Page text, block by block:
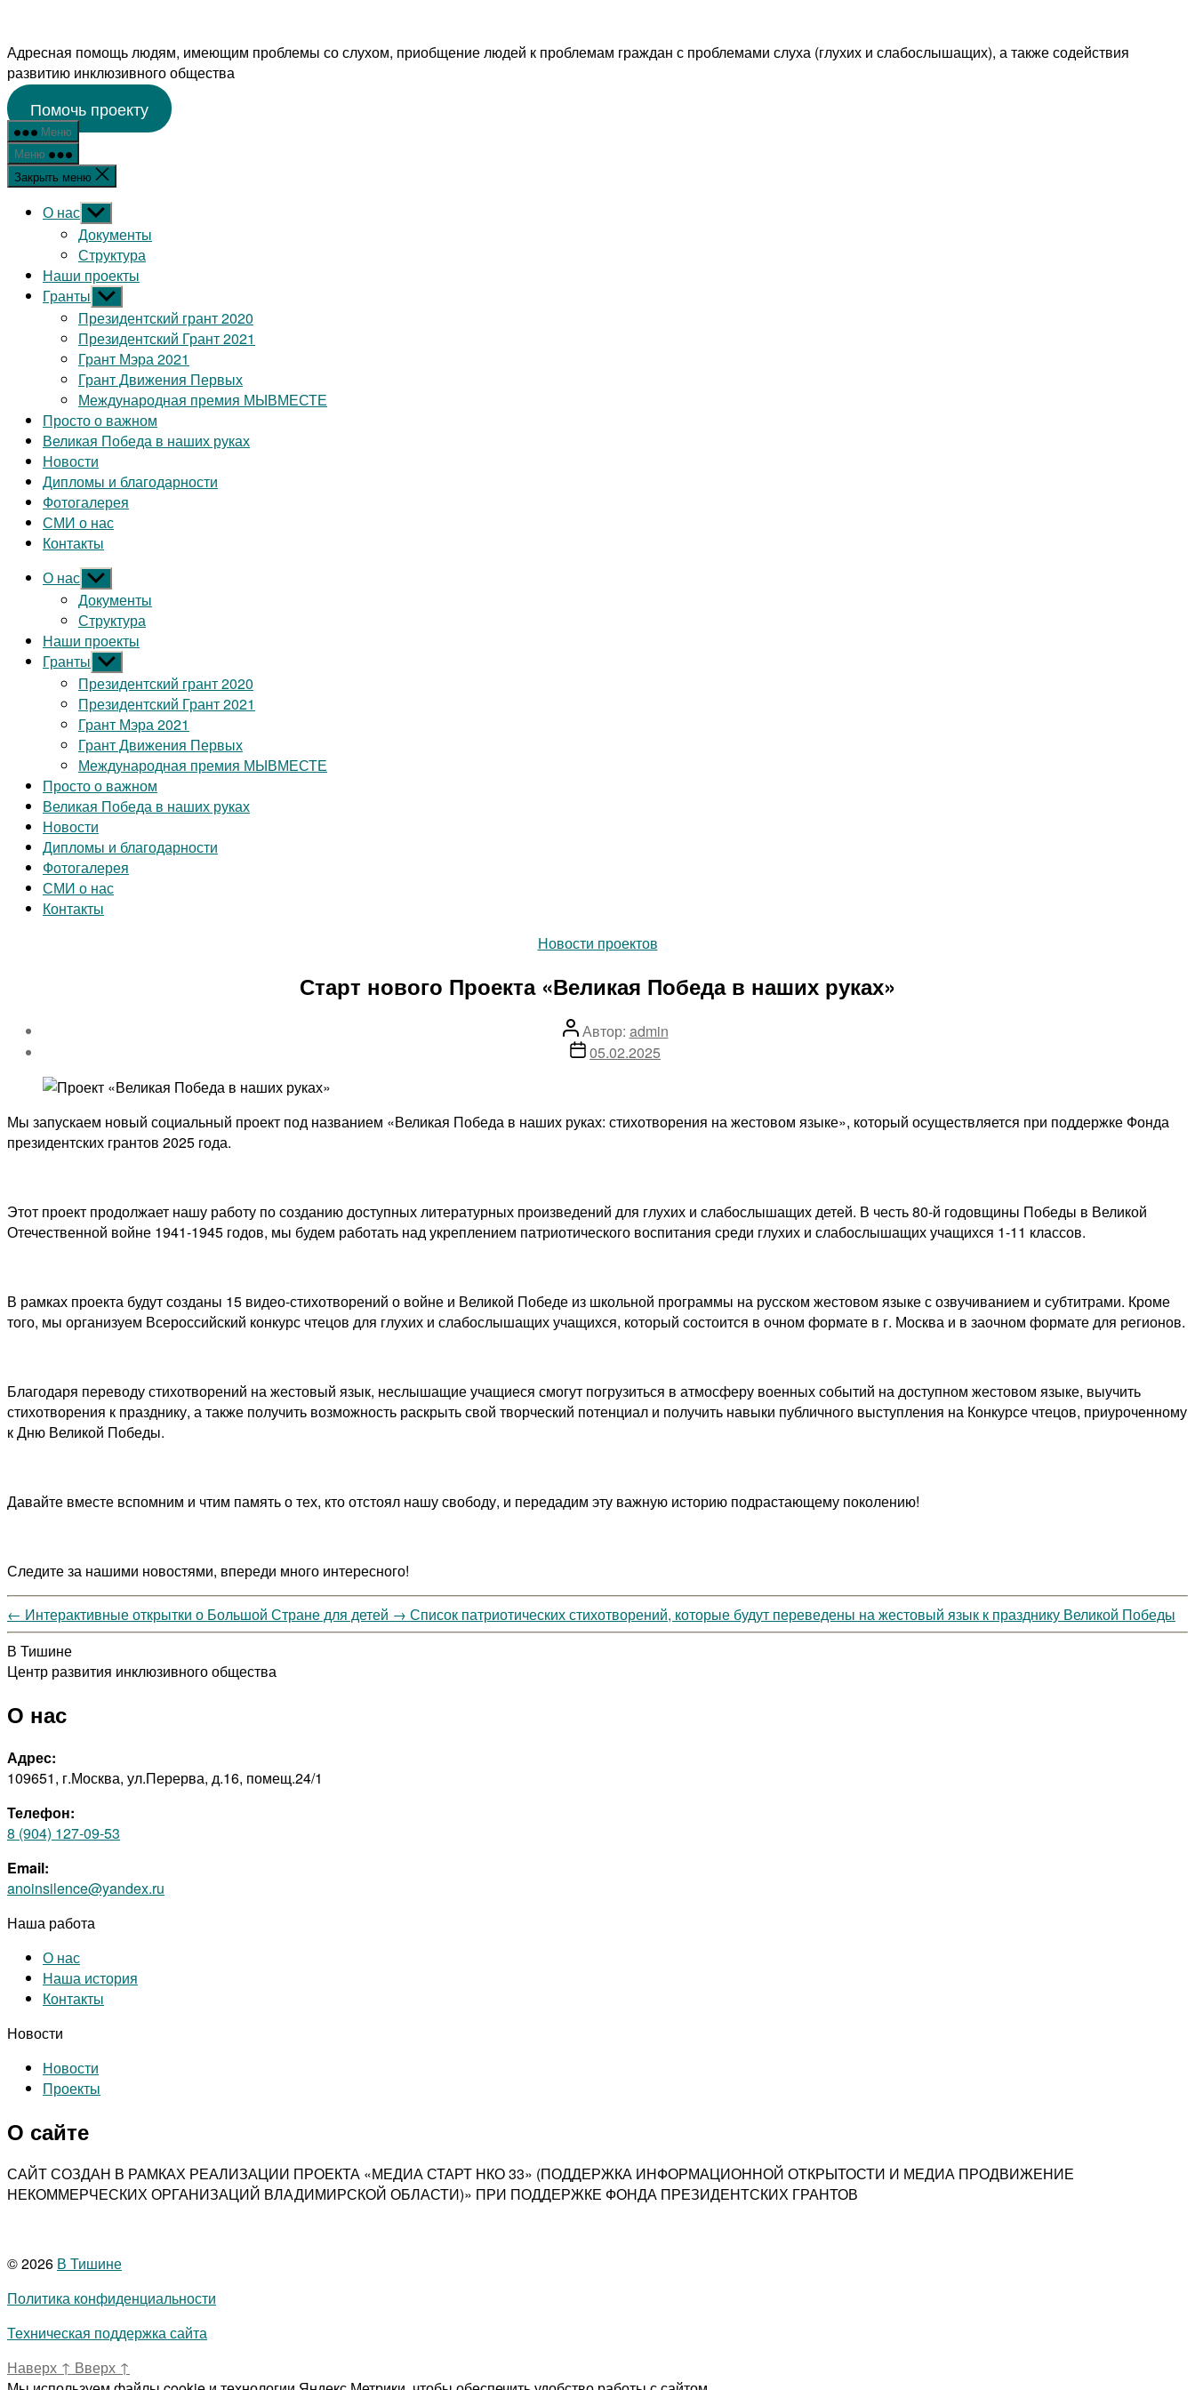
содержимому
Адресная помощь людям, имеющим проблемы со слухом, приобщение людей к проблемам граждан с проблемами слуха (глухих и слабослышащих), а также содействия
развитию инклюзивного общества
Помочь проекту
Меню
Меню
Закрыть меню
О нас Показывать
подменю
Документы
Структура
Наши проекты
Гранты Показывать
подменю
Президентский грант 2020
Президентский Грант 2021
Грант Мэра 2021
Грант Движения Первых
Международная премия МЫВМЕСТЕ
Просто о важном
Великая Победа в наших руках
Новости
Дипломы и благодарности
Фотогалерея
СМИ о нас
Контакты
О нас Показывать
подменю
Документы
Структура
Наши проекты
Гранты Показывать
подменю
Президентский грант 2020
Президентский Грант 2021
Грант Мэра 2021
Грант Движения Первых
Международная премия МЫВМЕСТЕ
Просто о важном
Великая Победа в наших руках
Новости
Дипломы и благодарности
Фотогалерея
СМИ о нас
Контакты
Рубрики
Новости проектов
Старт нового Проекта «Великая Победа в наших руках»
Автор
записи
Автор: admin
Дата05.02.2025
Мы запускаем новый социальный проект под названием «Великая Победа в наших руках: стихотворения на жестовом языке», который осуществляется при поддержке Фонда
президентских грантов 2025 года.
Этот проект продолжает нашу работу по созданию доступных литературных произведений для глухих и слабослышащих детей. В честь 80-й годовщины Победы в Великой
Отечественной войне 1941-1945 годов, мы будем работать над укреплением патриотического воспитания среди глухих и слабослышащих учащихся 1-11 классов.
В рамках проекта будут созданы 15 видео-стихотворений о войне и Великой Победе из школьной программы на русском жестовом языке с озвучиванием и субтитрами. Кроме
того, мы организуем Всероссийский конкурс чтецов для глухих и слабослышащих учащихся, который состоится в очном формате в г. Москва и в заочном формате для регионов.
Благодаря переводу стихотворений на жестовый язык, неслышащие учащиеся смогут погрузиться в атмосферу военных событий на доступном жестовом языке, выучить
стихотворения к празднику, а также получить возможность раскрыть свой творческий потенциал и получить навыки публичного выступления на Конкурсе чтецов, приуроченному
к Дню Великой Победы.
Давайте вместе вспомним и чтим память о тех, кто отстоял нашу свободу, и передадим эту важную историю подрастающему поколению!
Следите за нашими новостями, впереди много интересного!
← Интерактивные открытки о Большой Стране для детей → Список патриотических стихотворений, которые будут переведены на жестовый язык к празднику Великой Победы
В Тишине
Центр развития инклюзивного общества
О нас
Адрес:
109651, г.Москва, ул.Перерва, д.16, помещ.24/1
Телефон:
8 (904) 127-09-53
Email:
anoinsilence@yandex.ru
Наша работа
О нас
Наша история
Контакты
Новости
Новости
Проекты
О сайте
САЙТ СОЗДАН В РАМКАХ РЕАЛИЗАЦИИ ПРОЕКТА «МЕДИА СТАРТ НКО 33» (ПОДДЕРЖКА ИНФОРМАЦИОННОЙ ОТКРЫТОСТИ И МЕДИА ПРОДВИЖЕНИЕ
НЕКОММЕРЧЕСКИХ ОРГАНИЗАЦИЙ ВЛАДИМИРСКОЙ ОБЛАСТИ)» ПРИ ПОДДЕРЖКЕ ФОНДА ПРЕЗИДЕНТСКИХ ГРАНТОВ
© 2026 В Тишине
Политика конфиденциальности
Техническая поддержка сайта
Наверх ↑ Вверх ↑